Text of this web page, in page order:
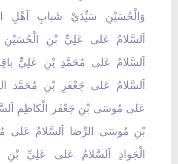
وَالْحُسَيْنِ سَيِّدَيْ شَبابِ اَهْلِ
اَلسَّلامُ عَلى عَلِيِّ بْنِ الْحُسَيْنِ
اَلسَّلامُ عَلى مُحَمَّدِ بْنِ عَلِيٍّ
اَلسَّلامُ عَلى جَعْفَرِ بْنِ مُحَمَّد
عَلى مُوسَى بْنِ جَعْفَر الْكاظِمِ
بْنِ مُوسَى الرِّضا اَلسَّلامُ عَلى
الْجَوادِ اَلسَّلامُ عَلى عَلِيِّ بْنِ